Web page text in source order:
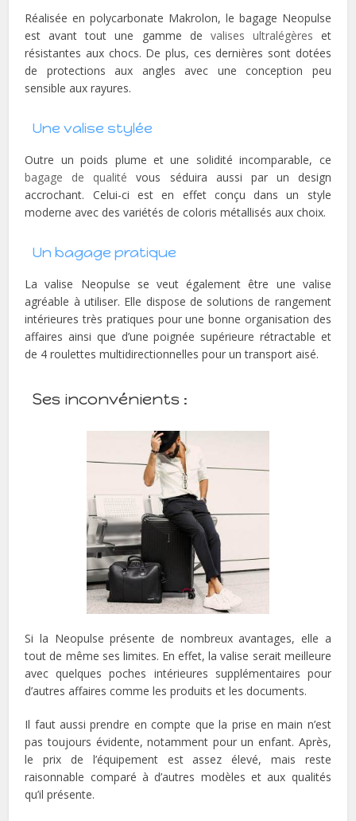
Réalisée en polycarbonate Makrolon, le bagage Neopulse
est avant tout une gamme de valises ultralégères et
résistantes aux chocs. De plus, ces dernières sont dotées
de protections aux angles avec une conception peu
sensible aux rayures.
Une valise stylée
Outre un poids plume et une solidité incomparable, ce
bagage de qualité vous séduira aussi par un design
accrochant. Celui-ci est en effet conçu dans un style
moderne avec des variétés de coloris métallisés aux choix.
Un bagage pratique
La valise Neopulse se veut également être une valise
agréable à utiliser. Elle dispose de solutions de rangement
intérieures très pratiques pour une bonne organisation des
affaires ainsi que d’une poignée supérieure rétractable et
de 4 roulettes multidirectionnelles pour un transport aisé.
Ses inconvénients :
Si la Neopulse présente de nombreux avantages, elle a
tout de même ses limites. En effet, la valise serait meilleure
avec quelques poches intérieures supplémentaires pour
d’autres affaires comme les produits et les documents.
Il faut aussi prendre en compte que la prise en main n’est
pas toujours évidente, notamment pour un enfant. Après,
le prix de l’équipement est assez élevé, mais reste
raisonnable comparé à d’autres modèles et aux qualités
qu’il présente.